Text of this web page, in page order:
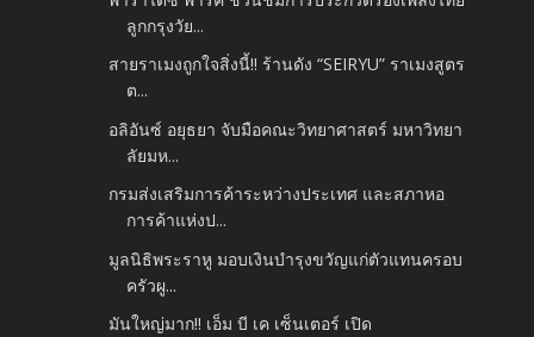
ลูกกรุงวัย...
สายราเมงถูกใจสิ่งนี้!! ร้านดัง “SEIRYU” ราเมงสูตร
ต...
อลิอันซ์ อยุธยา จับมือคณะวิทยาศาสตร์ มหาวิทยา
ลัยมห...
กรมส่งเสริมการค้าระหว่างประเทศ และสภาหอ
การค้าแห่งป...
มูลนิธิพระราหู มอบเงินบำรุงขวัญแก่ตัวแทนครอบ
ครัวผู...
มันใหญ่มาก!! เอ็ม บี เค เซ็นเตอร์ เปิด